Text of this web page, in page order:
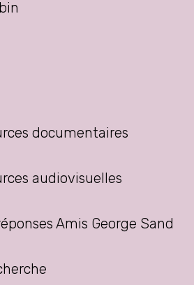
documentaires
audiovisuelles
Amis George Sand